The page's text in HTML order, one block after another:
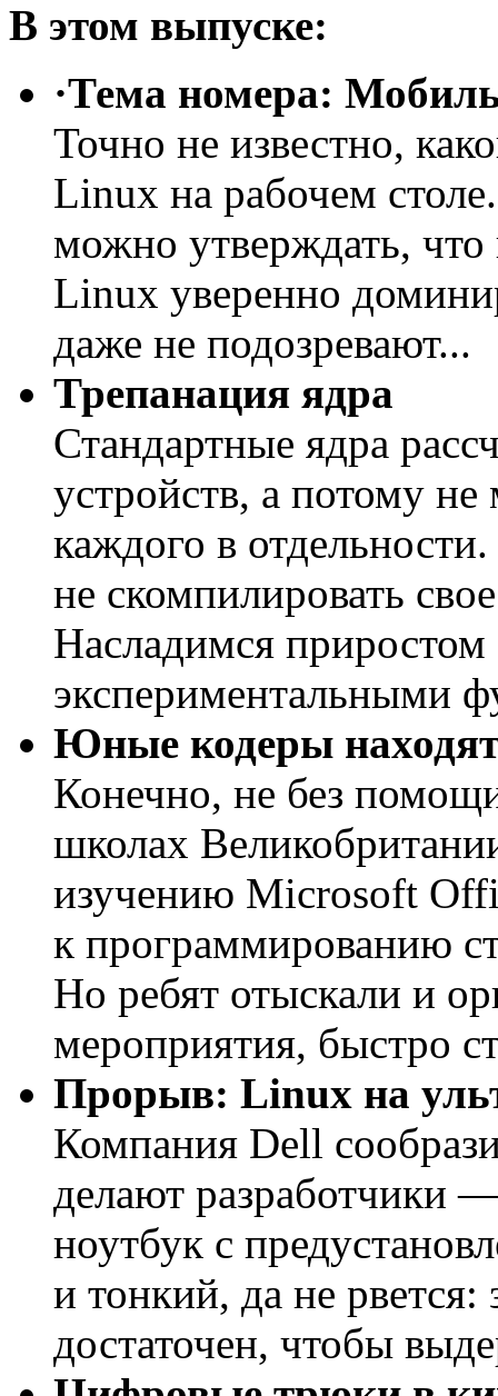
В этом выпуске:
·Тема номера:
Точно не известно,
Linux на рабочем
можно утверждать,
Linux уверенно
даже не подозревают...
Трепанация ядра
Стандартные ядра
устройств, а потому
каждого в
не скомпилировать
Насладимся приростом
экспериментальными
Юные кодеры находят
Конечно, не без
школах
изучению Microsoft
к программированию
Но ребят отыскали и
мероприятия, быстро
Прорыв: Linux на
Компания Dell
делают разработчики
ноутбук с
и тонкий, да не рвется:
достаточен, чтобы